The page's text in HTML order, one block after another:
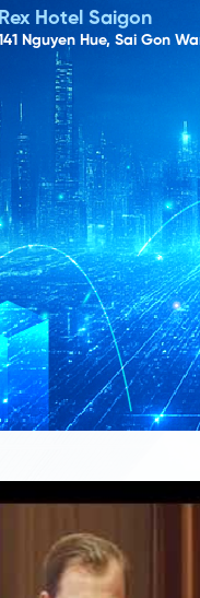
Rex Hotel Saigon
Nguyen Hue, Sai Gon